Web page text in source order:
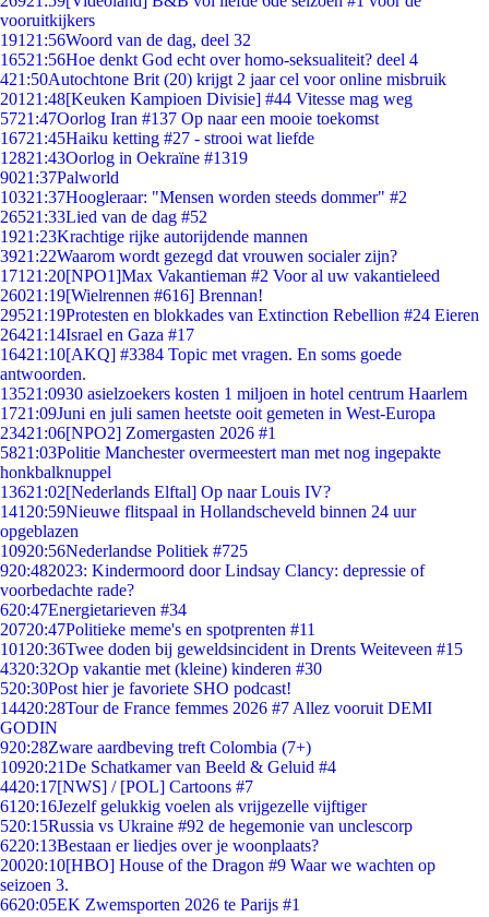
vooruitkijkers
191 21:56Woord van de dag, deel 32
16521:56Hoe denkt God echt over homo-seksualiteit? deel 4
421:50Autochtone Brit (20) krijgt 2 jaar cel voor online misbruik
201 21:48[Keuken Kampioen Divisie] #44 Vitesse mag weg
5721:47Oorlog Iran #137 Op naar een mooie toekomst
16721:45Haiku ketting #27 - strooi wat liefde
12821:43Oorlog in Oekraïne #1319
9021:37Palworld
10321:37Hoogleraar: "Mensen worden steeds dommer" #2
26521:33Lied van de dag #52
1921:23Krachtige rijke autorijdende mannen
3921:22Waarom wordt gezegd dat vrouwen socialer zijn?
171 21:20[NPO1]Max Vakantieman #2 Voor al uw vakantieleed
26021:19[Wielrennen #616] Brennan!
29521:19Protesten en blokkades van Extinction Rebellion #24 Eieren
26421:14Israel en Gaza #17
16421:10[AKQ] #3384 Topic met vragen. En soms goede
antwoorden.
13521:0930 asielzoekers kosten 1 miljoen in hotel centrum Haarlem
1721:09Juni en juli samen heetste ooit gemeten in West-Europa
23421:06[NPO2] Zomergasten 2026 #1
5821:03Politie Manchester overmeestert man met nog ingepakte
honkbalknuppel
13621:02[Nederlands Elftal] Op naar Louis IV?
141 20:59Nieuwe flitspaal in Hollandscheveld binnen 24 uur
opgeblazen
10920:56Nederlandse Politiek #725
920:482023: Kindermoord door Lindsay Clancy: depressie of
voorbedachte rade?
620:47Energietarieven #34
20720:47Politieke meme's en spotprenten #11
101 20:36Twee doden bij geweldsincident in Drents Weiteveen #15
4320:32Op vakantie met (kleine) kinderen #30
520:30Post hier je favoriete SHO podcast!
14420:28Tour de France femmes 2026 #7 Allez vooruit DEMI
GODIN
920:28Zware aardbeving treft Colombia (7+)
10920:21De Schatkamer van Beeld & Geluid #4
4420:17[NWS] / [POL] Cartoons #7
61 20:16Jezelf gelukkig voelen als vrijgezelle vijftiger
520:15Russia vs Ukraine #92 de hegemonie van unclescorp
6220:13Bestaan er liedjes over je woonplaats?
20020:10[HBO] House of the Dragon #9 Waar we wachten op
seizoen 3.
6620:05EK Zwemsporten 2026 te Parijs #1